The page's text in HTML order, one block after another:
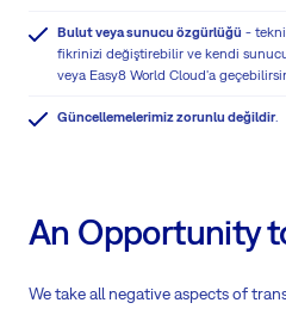
Bulut veya sunucu özgürlüğü -
fikrinizi değiştirebilir ve kendi
veya Easy8 World Cloud'a
Güncellemelerimiz zorunlu değildir.
An Opportunity
We take all negative aspects of